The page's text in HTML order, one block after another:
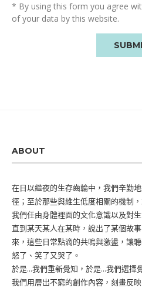
* By using this form you agree
of your data by this website.
ABOUT
在日以繼夜的生存齒輪中，我們辛勤
徑；至於那些與維生低度相關的機制
我們任由身體裡面的文化意識以及對
直到某天某人在某時，說出了某個故
來，這些日常點滴的共鳴與激盪，讓
怒了、笑了又哭了。
於是...我們重新覺知，於是...我們選擇
我們用層出不窮的創作內容，刻畫反